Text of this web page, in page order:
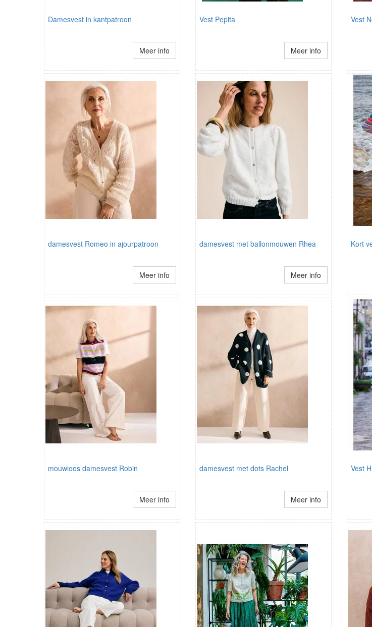
Damesvest in kantpatroon
Meer info
Vest Pepita
Meer info
Vest
damesvest Romeo in ajourpatroon
Meer info
damesvest met ballonmouwen Rhea
Meer info
Kort
mouwloos damesvest Robin
Meer info
damesvest met dots Rachel
Meer info
Vest